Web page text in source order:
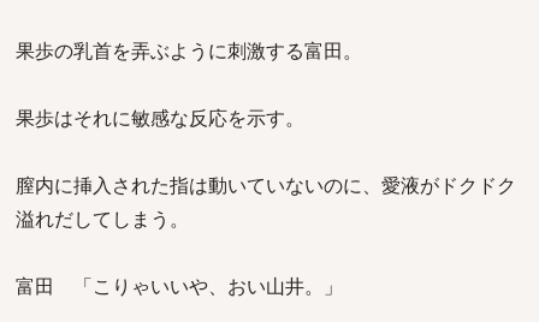
果歩の乳首を弄ぶように刺激する富田。
果歩はそれに敏感な反応を示す。
膣内に挿入された指は動いていないのに、愛液がドクドク
溢れだしてしまう。
富田 「こりゃいいや、おい山井。」